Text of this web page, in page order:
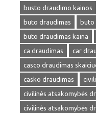
busto draudimo kainos
buto draudimas
buto
buto draudimas kaina
ca draudimas
car
casco draudimas
casko draudimas
civilinės atsakomybės
civilinės atsakomybės